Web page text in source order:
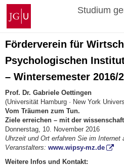
Zum
Inhalt
springen
Johannes
Gutenberg-
Universität
Mainz
Studium
Förderverein für
Psychologischen
– Wintersemester 2016/
Prof. Dr. Gabriele Oettingen
(Universität Hamburg · New York
Vom Träumen zum Tun.
Ziele erreichen – mit der
Donnerstag, 10. November 2016
Uhrzeit und Ort erfahren Sie im Internet
Veranstalters: www.wipsy-mz.de
Weitere Infos und Kontakt: